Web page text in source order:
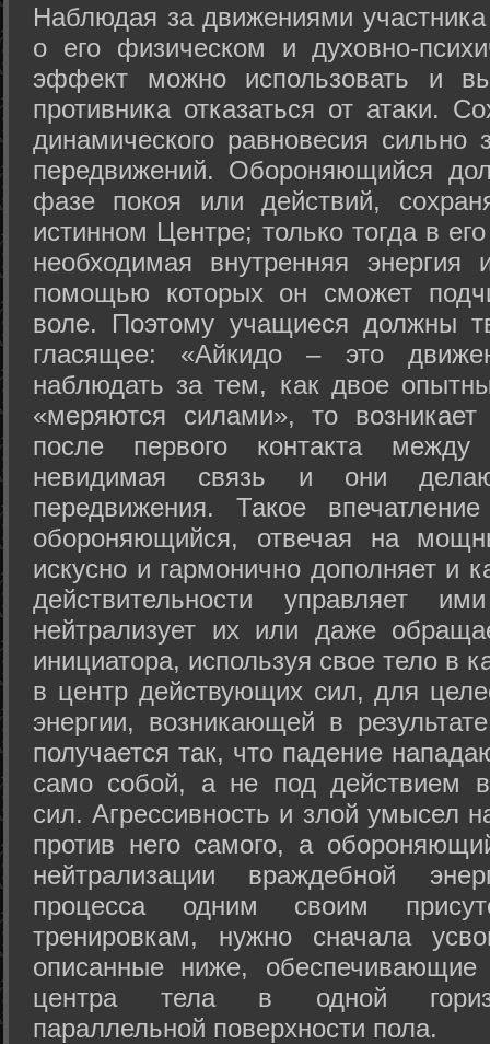
Hаблюдая за движениями
о его физическом и духовно-
эффект можно использовать и
противника отказаться от атаки.
динамического равновесия сильно
передвижений. Обороняющийся
фазе покоя или действий,
истинном Центре; только тогда в
необходимая внутренняя
помощью которых он сможет
воле. Поэтому учащиеся должны
гласящее: «Айкидо – это
наблюдать за тем, как двое
«меряются силами», то возникает
после первого контакта
невидимая связь и они
передвижения. Такое
обороняющийся, отвечая на
искусно и гармонично дополняет и
действительности управляет
нейтрализует их или даже
инициатора, используя свое тело в
в центр действующих сил, для
энергии, возникающей в
получается так, что падение
само собой, а не под действием
сил. Агрессивность и злой умысел
против него самого, а
нейтрализации враждебной
процесса одним своим
тренировкам, нужно сначала
описанные ниже, обеспечивающие
центра тела в одной
параллельной поверхности пола.